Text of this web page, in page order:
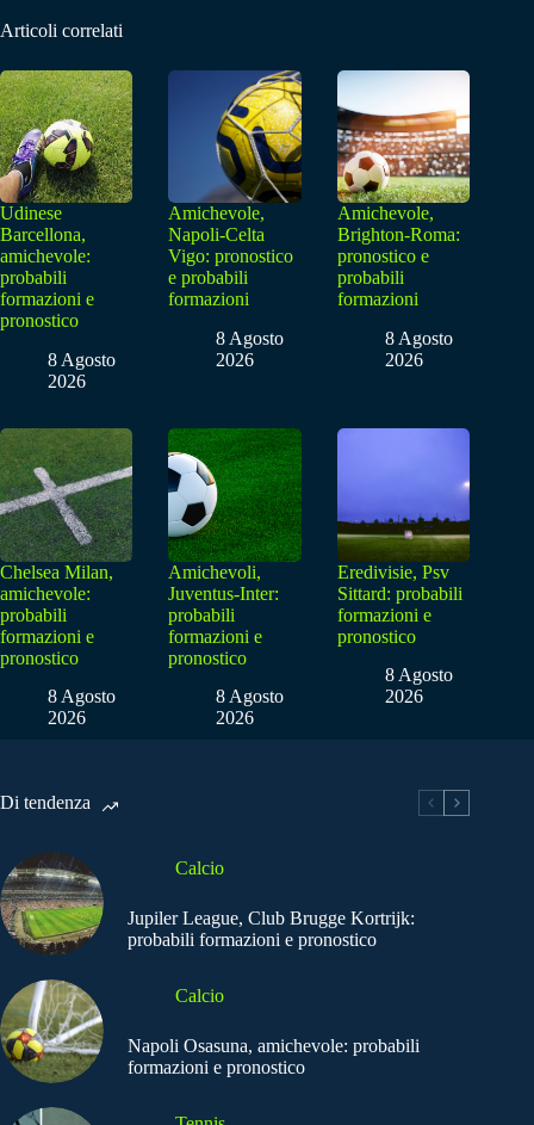
Articoli correlati
Udinese
Barcellona,
amichevole:
probabili
formazioni e
pronostico
8 Agosto
2026
Amichevole,
Napoli-Celta
Vigo: pronostico
e probabili
formazioni
8 Agosto
2026
Amichevole,
Brighton-Roma:
pronostico e
probabili
formazioni
8 Agosto
2026
Chelsea Milan,
amichevole:
probabili
formazioni e
pronostico
8 Agosto
2026
Amichevoli,
Juventus-Inter:
probabili
formazioni e
pronostico
8 Agosto
2026
Eredivisie, Psv
Sittard: probabili
formazioni e
pronostico
8 Agosto
2026
Di tendenza
Calcio
Jupiler League, Club Brugge Kortrijk:
probabili formazioni e pronostico
Calcio
Napoli Osasuna, amichevole: probabili
formazioni e pronostico